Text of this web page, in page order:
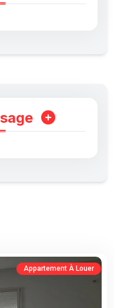
Appartement À Louer